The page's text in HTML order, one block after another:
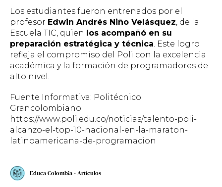
Los estudiantes fueron entrenados por el
profesor Edwin Andrés Niño Velásquez, de la
Escuela TIC, quien
los acompañó en su
preparación estratégica y técnica. Este logro
refleja el compromiso del Poli con la excelencia
académica y la formación de programadores de
alto nivel.
Fuente Informativa: Politécnico
Grancolombiano
https://www.poli.edu.co/noticias/talento-poli-
alcanzo-el-top-10-nacional-en-la-maraton-
latinoamericana-de-programacion
Educa Colombia - Artículos